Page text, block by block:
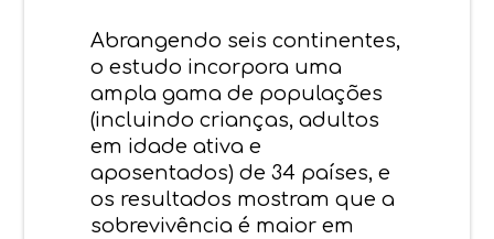
Abrangendo seis continentes,
o estudo incorpora uma
ampla gama de populações
(incluindo crianças, adultos
em idade ativa e
aposentados) de 34 países, e
os resultados mostram que a
sobrevivência é maior em